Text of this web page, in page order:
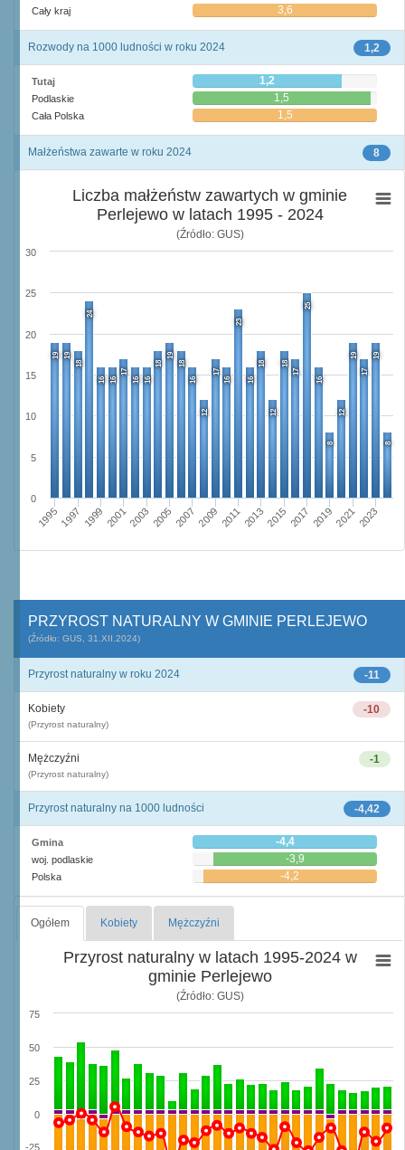
Cały kraj 3,6
1,2
Rozwody na 1000 ludności w roku 2024
Tutaj 1,2
Podlaskie 1,5
Cała Polska 1,5
8
Małżeństwa zawarte w roku 2024
Liczba małżeństw zawartych w gminie
Perlejewo w latach 1995 - 2024
(Źródło: GUS)
19 19
18
24
16 16
17
16 16
18
19
18
16
12
17
16
23
16
18
12
18
17
25
16
8
12
19
17
19
8
19951997 1999 20012003 2005 2007 2009 201120132015 2017 201920212023
0
5
10
15
20
25
30
PRZYROST NATURALNY W GMINIE PERLEJEWO
(Źródło: GUS, 31.XII.2024)
-11
Przyrost naturalny w roku 2024
-10
Kobiety
(Przyrost naturalny)
-1
Mężczyźni
(Przyrost naturalny)
-4,42
Przyrost naturalny na 1000 ludności
Gmina -4,4
woj. podlaskie -3,9
Polska -4,2
Ogółem Kobiety Mężczyźni
Przyrost naturalny w latach 1995-2024 w
gminie Perlejewo
(Źródło: GUS)
-25
0
25
50
75